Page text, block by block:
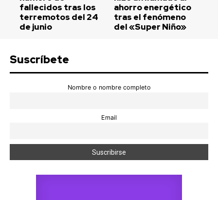
fallecidos tras los
terremotos del 24
de junio
ahorro energético
tras el fenómeno
del «Super Niño»
Suscríbete
Nombre o nombre completo
Email